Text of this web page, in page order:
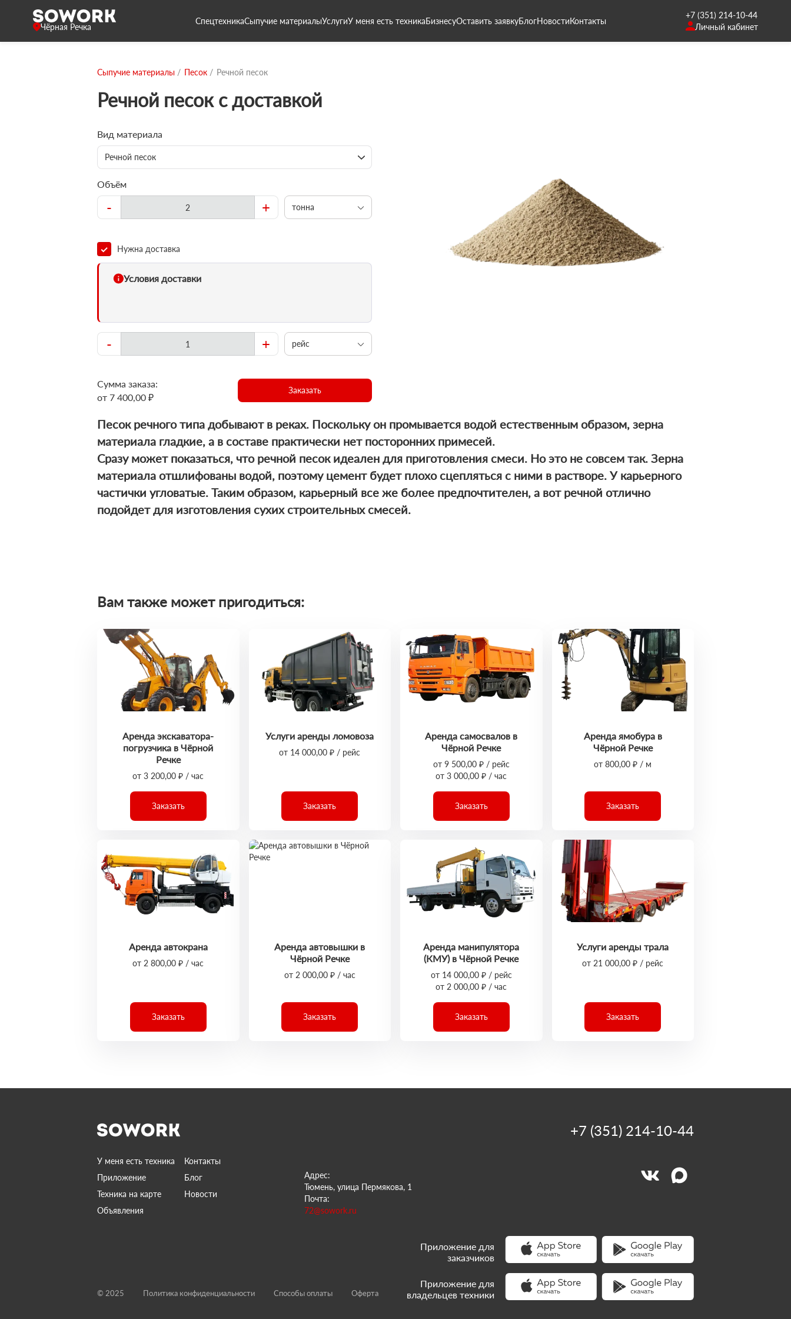
Чёрная Речка
СпецтехникаСыпучие материалыУслугиУ меня есть техникаБизнесуОставить заявкуБлогНовостиКонтакты
+7 (351) 214-10-44
Личный кабинет
Сыпучие материалы Песок Речной песок
Речной песок с доставкой
Вид материала
Речной песок
Объём
- + тонна
Нужна доставка
Условия доставки
- + рейс
Сумма заказа:
от 7 400,00 ₽
Заказать
Песок речного типа добывают в реках. Поскольку он промывается водой естественным образом, зерна
материала гладкие, а в составе практически нет посторонних примесей.
Сразу может показаться, что речной песок идеален для приготовления смеси. Но это не совсем так. Зерна
материала отшлифованы водой, поэтому цемент будет плохо сцепляться с ними в растворе. У карьерного
частички угловатые. Таким образом, карьерный все же более предпочтителен, а вот речной отлично
подойдет для изготовления сухих строительных смесей.
Вам также может пригодиться:
Аренда экскаватора-
погрузчика в Чёрной
Речке
от 3 200,00 ₽ / час
Заказать
Услуги аренды ломовоза
от 14 000,00 ₽ / рейс
Заказать
Аренда самосвалов в
Чёрной Речке
от 9 500,00 ₽ / рейс
от 3 000,00 ₽ / час
Заказать
Аренда ямобура в
Чёрной Речке
от 800,00 ₽ / м
Заказать
Аренда автокрана
от 2 800,00 ₽ / час
Заказать
Аренда автовышки в
Чёрной Речке
от 2 000,00 ₽ / час
Заказать
Аренда манипулятора
(КМУ) в Чёрной Речке
от 14 000,00 ₽ / рейс
от 2 000,00 ₽ / час
Заказать
Услуги аренды трала
от 21 000,00 ₽ / рейс
Заказать
У меня есть техника
Контакты
Приложение
Блог
Техника на карте
Новости
Объявления
Адрес:
Тюмень, улица Пермякова, 1
Почта:
72@sowork.ru
+7 (351) 214-10-44
© 2025 Политика конфиденциальности Способы оплаты Оферта
Приложение для
заказчиков
Приложение для
владельцев техники